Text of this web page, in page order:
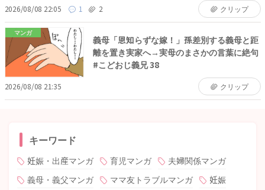
2026/08/08 22:05 1 2 クリップ
マンガ
義母「恩知らずな嫁！」孫差別する義母と距
離を置き実家へ→実母のまさかの言葉に絶句
#こどおじ義兄 38
2026/08/08 21:35 クリップ
キーワード
妊娠・出産マンガ 育児マンガ
夫婦関係マンガ
義母・義父マンガ
ママ友トラブルマンガ
妊娠